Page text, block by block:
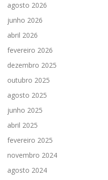
agosto 2026
junho 2026
abril 2026
fevereiro 2026
dezembro 2025
outubro 2025
agosto 2025
junho 2025
abril 2025
fevereiro 2025
novembro 2024
agosto 2024